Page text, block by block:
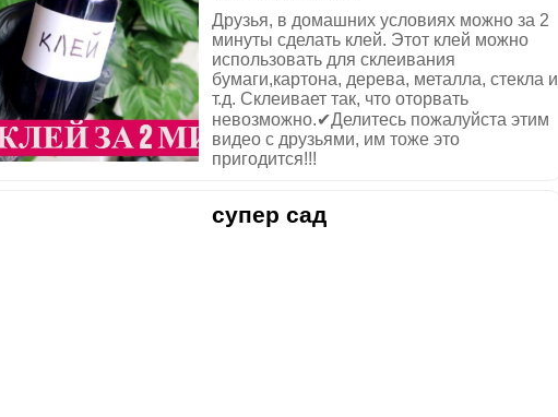
Друзья, в домашних условиях можно за 2
минуты сделать клей. Этот клей можно
использовать для склеивания
бумаги,картона, дерева, металла, стекла и
т.д. Склеивает так, что оторвать
невозможно.✔Делитесь пожалуйста этим
видео с друзьями, им тоже это
пригодится!!!
супер сад